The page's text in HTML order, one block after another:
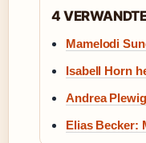
4
Mamelodi
Isabell Horn
Andrea
Elias Becker: